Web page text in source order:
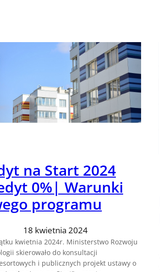
na Start 2024
0%| Warunki
programu
18 kwietnia 2024
kwietnia 2024r. Ministerstwo Rozwoju
skierowało do konsultacji
i publicznych projekt ustawy o